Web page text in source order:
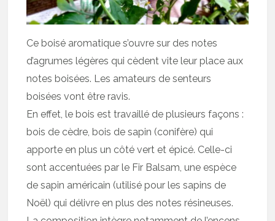
Ce boisé aromatique s’ouvre sur des notes
d’agrumes légères qui cèdent vite leur place aux
notes boisées. Les amateurs de senteurs
boisées vont être ravis.
En effet, le bois est travaillé de plusieurs façons :
bois de cèdre, bois de sapin (conifère) qui
apporte en plus un côté vert et épicé. Celle-ci
sont accentuées par le Fir Balsam, une espèce
de sapin américain (utilisé pour les sapins de
Noël) qui délivre en plus des notes résineuses.